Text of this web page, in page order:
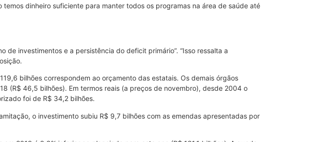
dinheiro suficiente para manter todos os programas na área de saúde até
de investimentos e a persistência do deficit primário”. “Isso ressalta a
bilhões correspondem ao orçamento das estatais. Os demais órgãos
(R$ 46,5 bilhões). Em termos reais (a preços de novembro), desde 2004 o
foi de R$ 34,2 bilhões.
o investimento subiu R$ 9,7 bilhões com as emendas apresentadas por